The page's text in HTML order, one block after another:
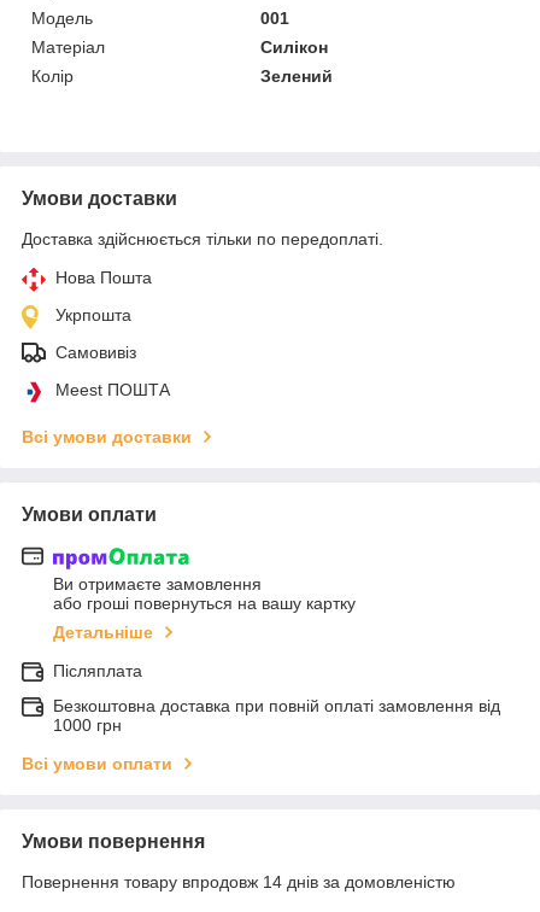
Модель
001
Матеріал
Силікон
Колір
Зелений
Умови доставки
Доставка здійснюється тільки по передоплаті.
Нова Пошта
Укрпошта
Самовивіз
Meest ПОШТА
Всі умови доставки
Умови оплати
Ви отримаєте замовлення
або гроші повернуться на вашу картку
Детальніше
Післяплата
Безкоштовна доставка при повній оплаті замовлення від
1000 грн
Всі умови оплати
Умови повернення
Повернення товару впродовж 14 днів за домовленістю